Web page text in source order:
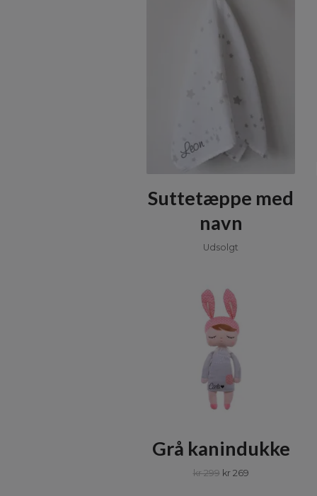
Suttetæppe med
navn
Udsolgt
Grå kanindukke
kr 299 kr 269